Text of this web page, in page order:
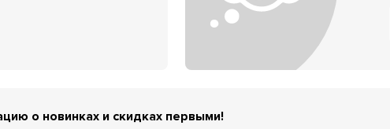
о новинках и скидках первыми!